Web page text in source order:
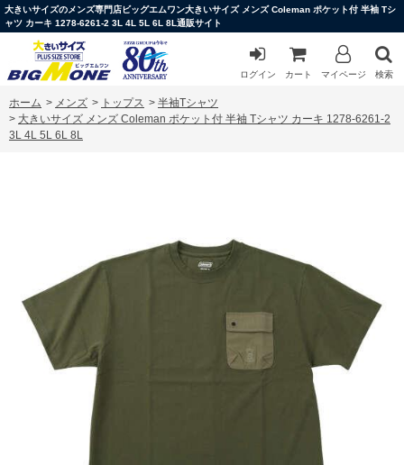
大きいサイズのメンズ専門店ビッグエムワン大きいサイズ メンズ Coleman ポケット付 半袖 Tシ
ャツ カーキ 1278-6261-2 3L 4L 5L 6L 8L通販サイト
ログイン カート マイページ 検索
ホーム > メンズ > トップス > 半袖Tシャツ
> 大きいサイズ メンズ Coleman ポケット付 半袖 Tシャツ カーキ 1278-6261-2
3L 4L 5L 6L 8L